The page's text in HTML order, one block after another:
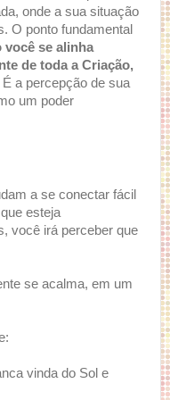
onde a sua situação
O ponto fundamental
você se alinha
de toda a Criação,
É a percepção de sua
um poder
a se conectar fácil
esteja
você irá perceber que
se acalma, em um
vinda do Sol e